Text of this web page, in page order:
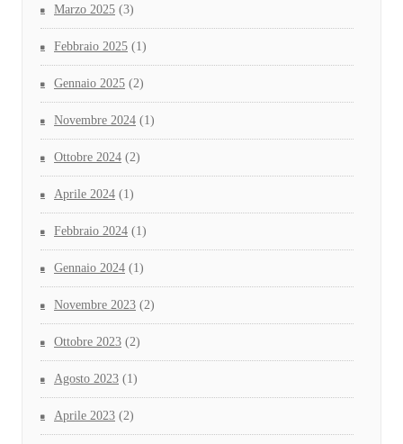
Marzo 2025 (3)
Febbraio 2025 (1)
Gennaio 2025 (2)
Novembre 2024 (1)
Ottobre 2024 (2)
Aprile 2024 (1)
Febbraio 2024 (1)
Gennaio 2024 (1)
Novembre 2023 (2)
Ottobre 2023 (2)
Agosto 2023 (1)
Aprile 2023 (2)